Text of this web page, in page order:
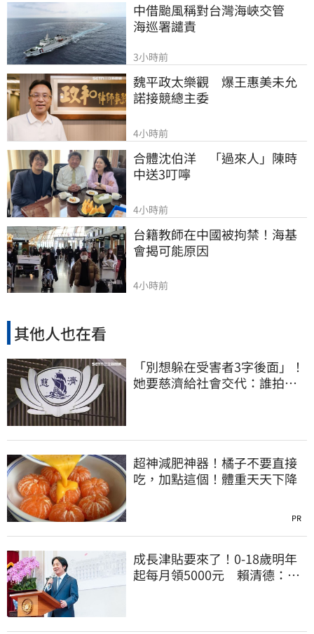
中借颱風稱對台灣海峽交管
海巡署譴責
3小時前
魏平政太樂觀　爆王惠美未允
諾接競總主委
4小時前
合體沈伯洋　「過來人」陳時
中送3叮嚀
4小時前
台籍教師在中國被拘禁！海基
會揭可能原因
4小時前
其他人也在看
「別想躲在受害者3字後面」！
她要慈濟給社會交代：誰拍板
超神減肥神器！橘子不要直接
吃，加點這個！體重天天下降
PR
成長津貼要來了！0-18歲明年
起每月領5000元 賴清德：此